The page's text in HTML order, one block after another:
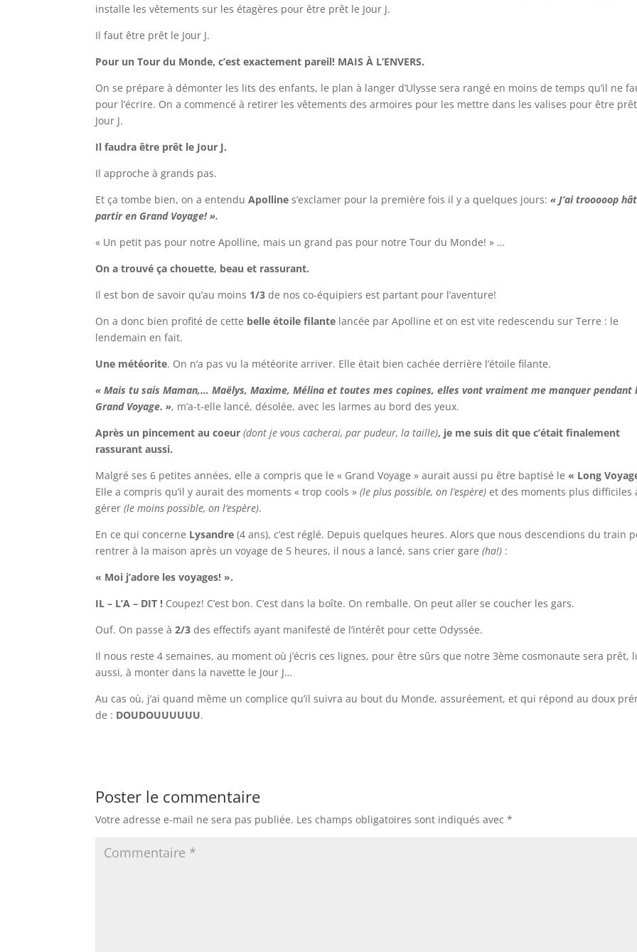
installe les vêtements sur les étagères pour être prêt le Jour J.
Il faut être prêt le Jour J.
Pour un Tour du Monde, c’est exactement pareil! MAIS À L’ENVERS.
On se prépare à démonter les lits des enfants, le plan à langer d’Ulysse sera rangé en moins de temps qu’il ne
pour l’écrire. On a commencé à retirer les vêtements des armoires pour les mettre dans les valises pour être
Jour J.
Il faudra être prêt le Jour J.
Il approche à grands pas.
Et ça tombe bien, on a entenduApolline s’exclamer pour la première fois il y a quelques jours:« J’ai trooooop
partir en Grand Voyage! ».
« Un petit pas pour notre Apolline, mais un grand pas pour notre Tour du Monde! » …
On a trouvé ça chouette, beau et rassurant.
Il est bon de savoir qu’au moins 1/3 de nos co-équipiers est partant pour l’aventure!
On a donc bien profité de cette belle étoile filante lancée par Apolline et on est vite redescendu sur Terre : le
lendemain en fait.
Une météorite. On n’a pas vu la météorite arriver. Elle était bien cachée derrière l’étoile filante.
« Mais tu sais Maman,… Maëlys, Maxime, Mélina et toutes mes copines, elles vont vraiment me manquer pendant
Grand Voyage. », m’a-t-elle lancé, désolée, avec les larmes au bord des yeux.
Après un pincement au coeur(dont je vous cacherai, par pudeur, la taille), je me suis dit que c’était finalement
rassurant aussi.
Malgré ses 6 petites années, elle a compris que le « Grand Voyage » aurait aussi pu être baptisé le « Long
Elle a compris qu’il y aurait des moments « trop cools »(le plus possible, on l’espère) et des moments plus difficiles
gérer(le moins possible, on l’espère).
En ce qui concerne Lysandre (4 ans), c’est réglé. Depuis quelques heures. Alors que nous descendions du train
rentrer à la maison après un voyage de 5 heures, il nous a lancé, sans crier gare(ha!) :
« Moi j’adore les voyages! ».
IL – L’A – DIT ! Coupez! C’est bon. C’est dans la boîte. On remballe. On peut aller se coucher les gars.
Ouf. On passe à2/3 des effectifs ayant manifesté de l’intérêt pour cette Odyssée.
Il nous reste 4 semaines, au moment où j’écris ces lignes, pour être sûrs que notre 3ème cosmonaute sera prêt,
aussi, à monter dans la navette le Jour J…
Au cas où, j’ai quand même un complice qu’il suivra au bout du Monde, assuréement, et qui répond au doux
de : DOUDOUUUUUU.
Poster le commentaire
Votre adresse e-mail ne sera pas publiée. Les champs obligatoires sont indiqués avec*